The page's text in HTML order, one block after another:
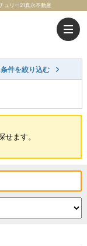
ュリー21真永不動産
件を絞り込む
せます。